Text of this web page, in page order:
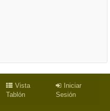
Vista
Tablón
Iniciar
Sesión